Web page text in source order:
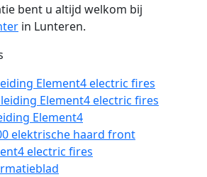
bent u altijd welkom bij
in Lunteren.
Element4 electric fires
Element4 electric fires
Element4
elektrische haard front
electric fires